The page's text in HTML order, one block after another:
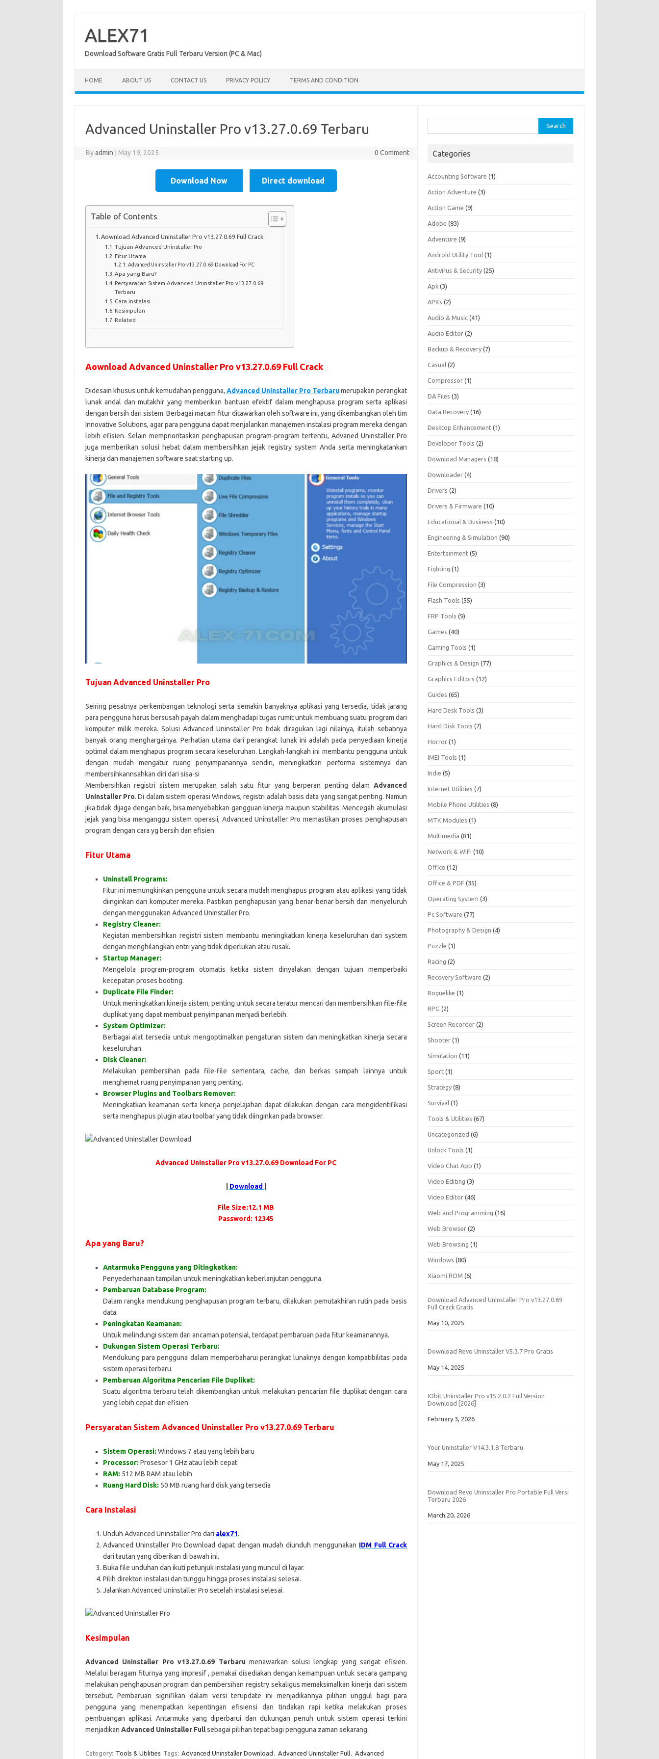
contentALEX71
Download Software Gratis Full Terbaru Version (PC & Mac)
HOME ABOUT US CONTACT US PRIVACY POLICY TERMS AND CONDITION
Advanced Uninstaller Pro v13.27.0.69 Terbaru
Byadmin May 19, 2025 0 Comment
Download Now Direct download
Table of Contents
Aownload Advanced Uninstaller Pro v13.27.0.69 Full Crack
Tujuan Advanced Uninstaller Pro
Fitur Utama
Advanced Uninstaller Pro v13.27.0.69 Download For PC
Apa yang Baru?
Persyaratan Sistem Advanced Uninstaller Pro v13.27.0.69
Terbaru
Cara Instalasi
Kesimpulan
Related
Aownload Advanced Uninstaller Pro v13.27.0.69 Full Crack
Didesain khusus untuk kemudahan pengguna, Advanced Uninstaller Pro Terbarumerupakan perangkat
lunak andal dan mutakhir yang memberikan bantuan efektif dalam menghapusa program serta aplikasi
dengan bersih dari sistem. Berbagai macam fitur ditawarkan oleh software ini, yang dikembangkan oleh tim
Innovative Solutions, agar para pengguna dapat menjalankan manajemen instalasi program mereka dengan
lebih efisien. Selain memprioritaskan penghapusan program-program tertentu, Advaned Uninstaller Pro
juga memberikan solusi hebat dalam membersihkan jejak registry system Anda serta meningkatankan
kinerja dan manajemen software saat starting up.
Tujuan Advanced Uninstaller Pro
Seiring pesatnya perkembangan teknologi serta semakin banyaknya aplikasi yang tersedia, tidak jarang
para pengguna harus bersusah payah dalam menghadapi tugas rumit untuk membuang suatu program dari
komputer milik mereka. Solusi Advanced Uninstaller Pro tidak diragukan lagi nilainya, itulah sebabnya
banyak orang menghargainya. Perhatian utama dari perangkat lunak ini adalah pada penyediaan kinerja
optimal dalam menghapus program secara keseluruhan. Langkah-langkah ini membantu pengguna untuk
dengan mudah mengatur ruang penyimpanannya sendiri, meningkatkan performa sistemnya dan
membersihkannsahkan diri dari sisa-si
Membersihkan registri sistem merupakan salah satu fitur yang berperan penting dalam Advanced
Uninstaller Pro. Di dalam sistem operasi Windows, registri adalah basis data yang sangat penting. Namun
jika tidak dijaga dengan baik, bisa menyebabkan gangguan kinerja maupun stabilitas. Mencegah akumulasi
jejak yang bisa menganggu sistem operasii, Advanced Uninstaller Pro memastikan proses penghapusan
program dengan cara yg bersih dan efisien.
Fitur Utama
Uninstall Programs:
Fitur ini memungkinkan pengguna untuk secara mudah menghapus program atau aplikasi yang tidak
diinginkan dari komputer mereka. Pastikan penghapusan yang benar-benar bersih dan menyeluruh
dengan menggunakan Advanced Uninstaller Pro.
Registry Cleaner:
Kegiatan membersihkan registri sistem membantu meningkatkan kinerja keseluruhan dari system
dengan menghilangkan entri yang tidak diperlukan atau rusak.
Startup Manager:
Mengelola program-program otomatis ketika sistem dinyalakan dengan tujuan memperbaiki
kecepatan proses booting.
Duplicate File Finder:
Untuk meningkatkan kinerja sistem, penting untuk secara teratur mencari dan membersihkan file-file
duplikat yang dapat membuat penyimpanan menjadi berlebih.
System Optimizer:
Berbagai alat tersedia untuk mengoptimalkan pengaturan sistem dan meningkatkan kinerja secara
keseluruhan.
Disk Cleaner:
Melakukan pembersihan pada file-file sementara, cache, dan berkas sampah lainnya untuk
menghemat ruang penyimpanan yang penting.
Browser Plugins and Toolbars Remover:
Meningkatkan keamanan serta kinerja penjelajahan dapat dilakukan dengan cara mengidentifikasi
serta menghapus plugin atau toolbar yang tidak diinginkan pada browser.
Advanced Uninstaller Pro v13.27.0.69 Download For PC
Download
File Size:12.1 MB
Password: 12345
Apa yang Baru?
Antarmuka Pengguna yang Ditingkatkan:
Penyederhanaan tampilan untuk meningkatkan keberlanjutan pengguna.
Pembaruan Database Program:
Dalam rangka mendukung penghapusan program terbaru, dilakukan pemutakhiran rutin pada basis
data.
Peningkatan Keamanan:
Untuk melindungi sistem dari ancaman potensial, terdapat pembaruan pada fitur keamanannya.
Dukungan Sistem Operasi Terbaru:
Mendukung para pengguna dalam memperbaharui perangkat lunaknya dengan kompatibilitas pada
sistem operasi terbaru.
Pembaruan Algoritma Pencarian File Duplikat:
Suatu algoritma terbaru telah dikembangkan untuk melakukan pencarian file duplikat dengan cara
yang lebih cepat dan efisien.
Persyaratan Sistem Advanced Uninstaller Pro v13.27.0.69 Terbaru
Sistem Operasi: Windows 7 atau yang lebih baru
Processor: Prosesor 1 GHz atau lebih cepat
RAM: 512 MB RAM atau lebih
Ruang Hard Disk: 50 MB ruang hard disk yang tersedia
Cara Instalasi
Unduh Advanced Uninstaller Pro dari alex71.
Advanced Uninstaller Pro Download dapat dengan mudah diunduh menggunakan IDM Full Crack
dari tautan yang diberikan di bawah ini.
Buka file unduhan dan ikuti petunjuk instalasi yang muncul di layar.
Pilih direktori instalasi dan tunggu hingga proses instalasi selesai.
Jalankan Advanced Uninstaller Pro setelah instalasi selesai.
Kesimpulan
Advanced Uninstaller Pro v13.27.0.69 Terbarumenawarkan solusi lengkap yang sangat efisien.
Melalui beragam fiturnya yang impresif , pemakai disediakan dengan kemampuan untuk secara gampang
melakukan penghapusan program dan pembersihan registry sekaligus memaksimalkan kinerja dari sistem
tersebut. Pembaruan signifikan dalam versi terupdate ini menjadikannya pilihan unggul bagi para
pengguna yang menempatkan kepentingan efisiensi dan tindakan rapi ketika melakukan proses
pembuangan aplikasi. Antarmuka yang diperbarui dan dukungan penuh untuk sistem operasi terkini
menjadikan Advanced Uninstaller Fullsebagai pilihan tepat bagi pengguna zaman sekarang.
Category: Tools & Utilities Tags: Advanced Uninstaller Download , Advanced Uninstaller Full, Advanced
for:
Categories
Accounting Software (1)
Action Adventure (3)
Action Game (9)
Adobe (83)
Adventure (9)
Android Utility Tool (1)
Antivirus & Security (25)
Apk (3)
APKs (2)
Audio & Music (41)
Audio Editor (2)
Backup & Recovery (7)
Casual (2)
Compressor (1)
DA Files (3)
Data Recovery (16)
Desktop Enhancement (1)
Developer Tools (2)
Download Managers (18)
Downloader (4)
Drivers (2)
Drivers & Firmware (10)
Educational & Business (10)
Engineering & Simulation (90)
Entertainment (5)
Fighting (1)
File Compression (3)
Flash Tools (55)
FRP Tools (9)
Games (40)
Gaming Tools (1)
Graphics & Design (77)
Graphics Editors (12)
Guides (65)
Hard Desk Tools (3)
Hard Disk Tools (7)
Horror (1)
IMEI Tools (1)
Indie (5)
Internet Utilities (7)
Mobile Phone Utilities (8)
MTK Modules (1)
Multimedia (81)
Network & WiFi (10)
Office (12)
Office & PDF (35)
Operating System (3)
Pc Software (77)
Photography & Design (4)
Puzzle (1)
Racing (2)
Recovery Software (2)
Roguelike (1)
RPG (2)
Screen Recorder (2)
Shooter (1)
Simulation (11)
Sport (1)
Strategy (8)
Survival (1)
Tools & Utilities (67)
Uncategorized (6)
Unlock Tools (1)
Video Chat App (1)
Video Editing (3)
Video Editor (46)
Web and Programming (16)
Web Browser (2)
Web Browsing (1)
Windows (80)
Xiaomi ROM (6)
Download Advanced Uninstaller Pro v13.27.0.69
Full Crack Gratis
Date
May 10, 2025
Download Revo Uninstaller V5.3.7 Pro Gratis
Date
May 14, 2025
IObit Uninstaller Pro v15.2.0.2 Full Version
Download [2026]
Date
February 3, 2026
Your Uninstaller V14.3.1.8 Terbaru
Date
May 17, 2025
Download Revo Uninstaller Pro Portable Full Versi
Terbaru 2026
Date
March 20, 2026